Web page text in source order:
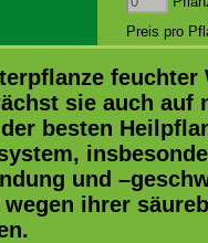
Preis pro
feuchter
sie auch auf
besten
und
ihrer